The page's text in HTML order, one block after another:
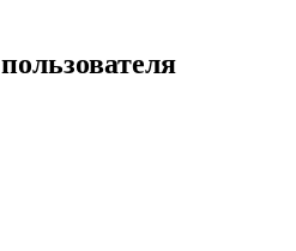
пользователя